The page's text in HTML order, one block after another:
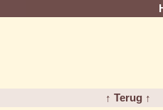
↑ Terug ↑